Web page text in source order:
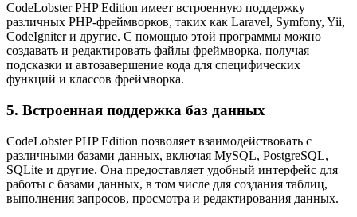
CodeLobster PHP Edition имеет встроенную поддержку
различных PHP-фреймворков, таких как Laravel, Symfony, Yii,
CodeIgniter и другие. С помощью этой программы можно
создавать и редактировать файлы фреймворка, получая
подсказки и автозавершение кода для специфических
функций и классов фреймворка.
5. Встроенная поддержка баз данных
CodeLobster PHP Edition позволяет взаимодействовать с
различными базами данных, включая MySQL, PostgreSQL,
SQLite и другие. Она предоставляет удобный интерфейс для
работы с базами данных, в том числе для создания таблиц,
выполнения запросов, просмотра и редактирования данных.